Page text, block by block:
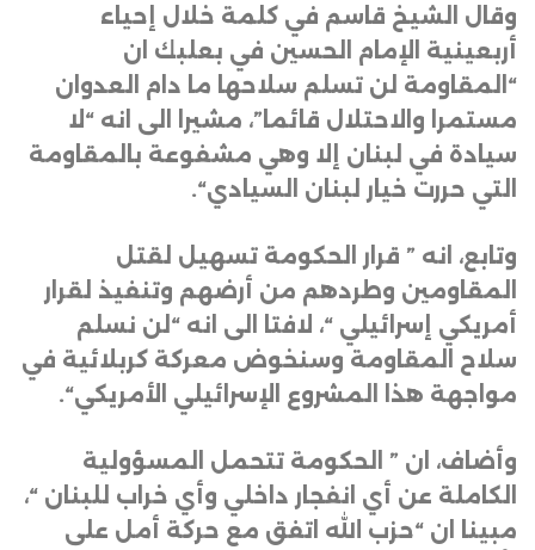
وقال الشيخ قاسم في كلمة خلال إحياء
أربعينية الإمام الحسين في بعلبك ان
“المقاومة لن تسلم سلاحها ما دام العدوان
مستمرا والاحتلال قائما”، مشيرا الى انه “لا
سيادة في لبنان إلا وهي مشفوعة بالمقاومة
التي حررت خيار لبنان السيادي“.
وتابع، انه ” قرار الحكومة تسهيل لقتل
المقاومين وطردهم من أرضهم وتنفيذ لقرار
أمريكي إسرائيلي “، لافتا الى انه “لن نسلم
سلاح المقاومة وسنخوض معركة كربلائية في
مواجهة هذا المشروع الإسرائيلي الأمريكي“.
وأضاف، ان ” الحكومة تتحمل المسؤولية
الكاملة عن أي انفجار داخلي وأي خراب للبنان “،
مبينا ان “حزب الله اتفق مع حركة أمل على